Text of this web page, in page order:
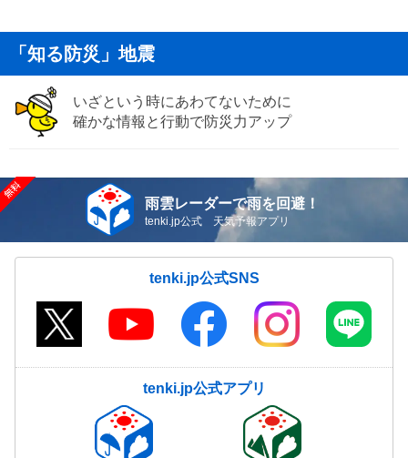
「知る防災」地震
いざという時にあわてないために
確かな情報と行動で防災力アップ
雨雲レーダーで雨を回避！
tenki.jp公式 天気予報アプリ
tenki.jp公式SNS
tenki.jp公式アプリ